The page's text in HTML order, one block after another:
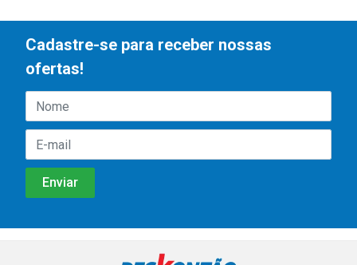
Cadastre-se para receber nossas
ofertas!